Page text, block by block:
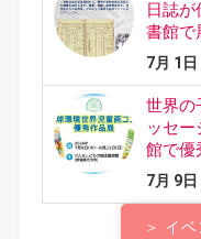
＞ イ